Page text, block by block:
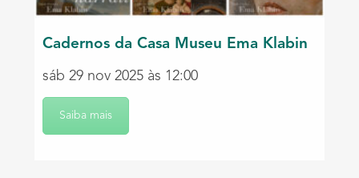
Cadernos da Casa Museu Ema Klabin
sáb 29 nov 2025 às 12:00
Saiba mais